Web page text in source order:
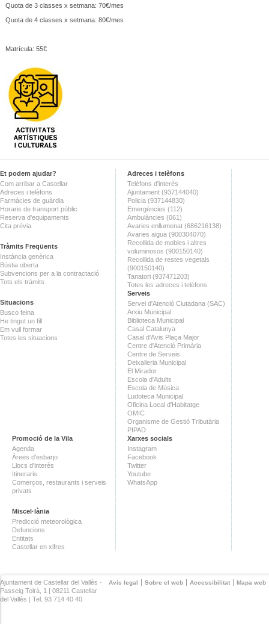
Quota de 3 classes x setmana: 70€/mes
Quota de 4 classes x setmana: 80€/mes
Matrícula: 55€
Et podem ajudar?
Com arribar a Castellar
Adreces i telèfons
Farmàcies de guàrdia
Horaris de transport públic
Reserva d'equipaments
Cita prèvia
Tràmits Freqüents
Instància genèrica
Bústia oberta
Subvencions per a la contractació
Tots els tràmits
Situacions
Busco feina
He tingut un fill
Em vull formar
Totes les situacions
Adreces i telèfons
Telèfons d'interès
Ajuntament (937144040)
Policia (937144830)
Emergències (112)
Ambulàncies (061)
Avaries enllumenat (686216138)
Avaries aigua (900304070)
Recollida de mobles i altres
voluminosos (900150140)
Recollida de restes vegetals
(900150140)
Tanatori (937471203)
Totes les adreces i telèfons
Serveis
Servei d'Atenció Ciutadana (SAC)
Arxiu Municipal
Biblioteca Municipal
Casal Catalunya
Casal d'Avis Plaça Major
Centre d'Atenció Primària
Centre de Serveis
Deixalleria Municipal
El Mirador
Escola d'Adults
Escola de Música
Ludoteca Municipal
Oficina Local d'Habitatge
OMIC
Organisme de Gestió Tributària
PIPAD
Promoció de la Vila
Agenda
Àrees d'esbarjo
Llocs d'interès
Itineraris
Comerços, restaurants i serveis
privats
Miscel·lània
Predicció meteorològica
Defuncions
Entitats
Castellar en xifres
Xarxes socials
Instagram
Facebook
Twitter
Youtube
WhatsApp
Avís legal Sobre el web Accessibilitat Mapa web
Ajuntament de Castellar del Vallès ·
Passeig Tolrà, 1 | 08211 Castellar
del Vallès | Tel. 93 714 40 40